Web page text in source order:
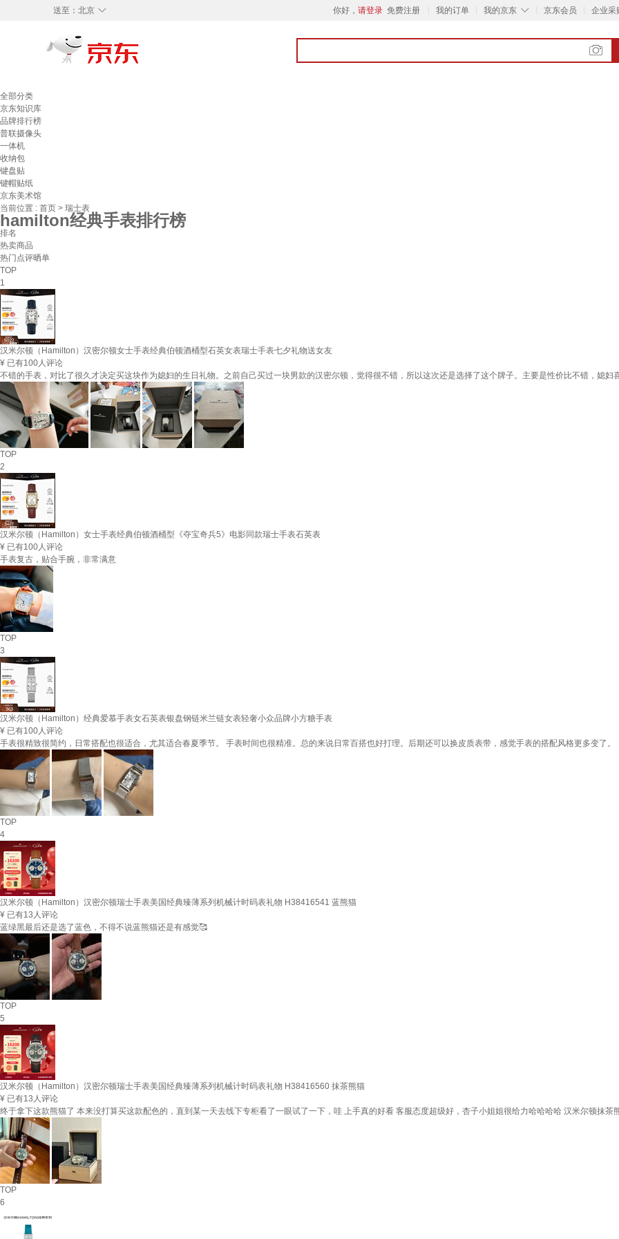
◇
送至： 北京 你好， 请登录 免费注册 我的订单 ◇
我的京东 京东会员 企业采
全部分类
京东知识库
品牌排行榜
普联摄像头
一体机
收纳包
键盘贴
键帽贴纸
京东美术馆
当前位置 : 首页 > 瑞士表
hamilton经典手表排行榜
排名
热卖商品
热门点评晒单
TOP
1
汉米尔顿（Hamilton）汉密尔顿女士手表经典伯顿酒桶型石英女表瑞士手表七夕礼物送女友
¥ 已有100人评论
不错的手表，对比了很久才决定买这块作为媳妇的生日礼物。之前自己买过一块男款的汉密尔顿，觉得很不错，所以这次还是选择了这个牌子。主要是性价比不错，媳妇
TOP
2
汉米尔顿（Hamilton）女士手表经典伯顿酒桶型《夺宝奇兵5》电影同款瑞士手表石英表
¥ 已有100人评论
手表复古，贴合手腕，非常满意
TOP
3
汉米尔顿（Hamilton）经典爱慕手表女石英表银盘钢链米兰链女表轻奢小众品牌小方糖手表
¥ 已有100人评论
手表很精致很简约，日常搭配也很适合，尤其适合春夏季节。 手表时间也很精准。总的来说日常百搭也好打理。后期还可以换皮质表带，感觉手表的搭配风格更多变了。
TOP
4
汉米尔顿（Hamilton）汉密尔顿瑞士手表美国经典臻薄系列机械计时码表礼物 H38416541 蓝熊猫
¥ 已有13人评论
蓝绿黑最后还是选了蓝色，不得不说蓝熊猫还是有感觉🥰
TOP
5
汉米尔顿（Hamilton）汉密尔顿瑞士手表美国经典臻薄系列机械计时码表礼物 H38416560 抹茶熊猫
¥ 已有13人评论
终于拿下这款熊猫了 本来没打算买这款配色的，直到某一天去线下专柜看了一眼试了一下，哇 上手真的好看 客服态度超级好，杏子小姐姐很给力哈哈哈哈 汉米尔顿抹茶
TOP
6